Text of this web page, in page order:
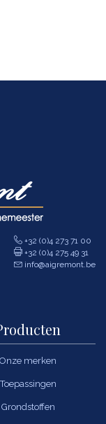
+32 (0)4 273 71 00
+32 (0)4 275 49 31
info@aigremont.be
Onze merken
Toepassingen
Grondstoffen